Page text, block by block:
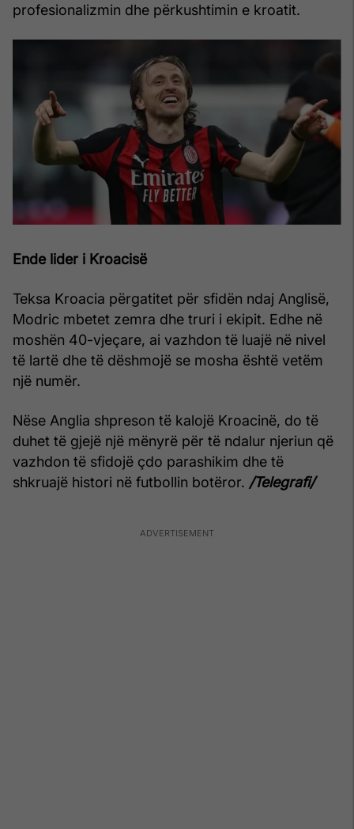
profesionalizmin dhe përkushtimin e kroatit.
Ende lider i Kroacisë
Teksa Kroacia përgatitet për sfidën ndaj Anglisë,
Modric mbetet zemra dhe truri i ekipit. Edhe në
moshën 40-vjeçare, ai vazhdon të luajë në nivel
të lartë dhe të dëshmojë se mosha është vetëm
një numër.
Nëse Anglia shpreson të kalojë Kroacinë, do të
duhet të gjejë një mënyrë për të ndalur njeriun që
vazhdon të sfidojë çdo parashikim dhe të
shkruajë histori në futbollin botëror. /Telegrafi/